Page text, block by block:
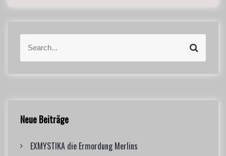
a
r
o
:
S
r
Neue Beiträge
EXMYSTIKA die Ermordung Merlins